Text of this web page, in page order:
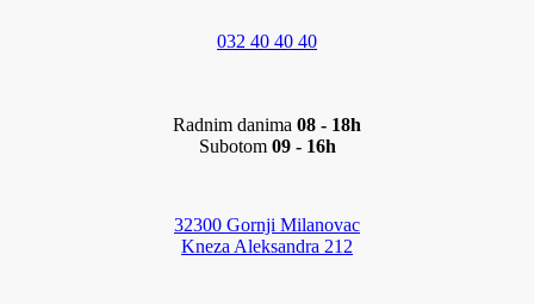
032 40 40 40
Radnim danima 08 - 18h
Subotom 09 - 16h
32300 Gornji Milanovac
Kneza Aleksandra 212